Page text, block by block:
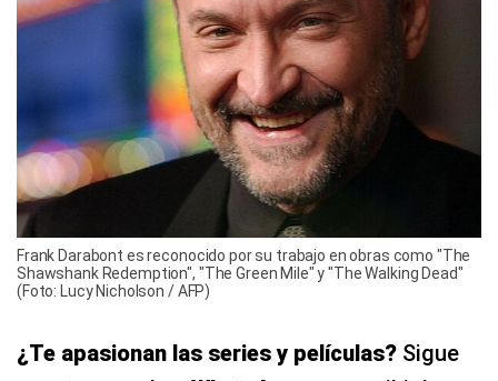
Frank Darabont es reconocido por su trabajo en obras como "The
Shawshank Redemption", "The Green Mile" y "The Walking Dead"
(Foto: Lucy Nicholson / AFP)
¿Te apasionan las series y películas? Sigue